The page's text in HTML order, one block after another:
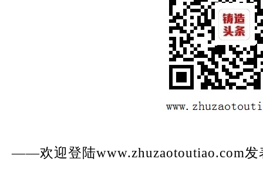
——欢迎登陆www.zhuzaotoutiao.com